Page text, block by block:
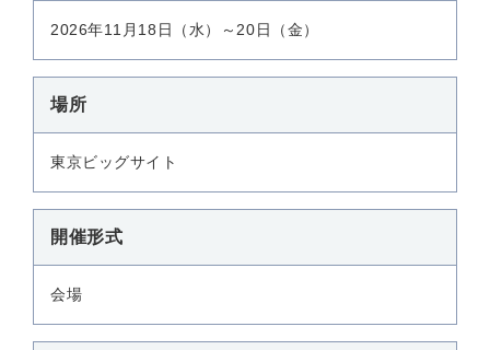
2026年11月18日（水）～20日（金）
場所
東京ビッグサイト
開催形式
会場